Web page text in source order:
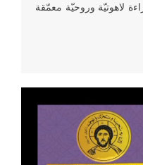
لاهوتيّة وروحيّة معمّقة